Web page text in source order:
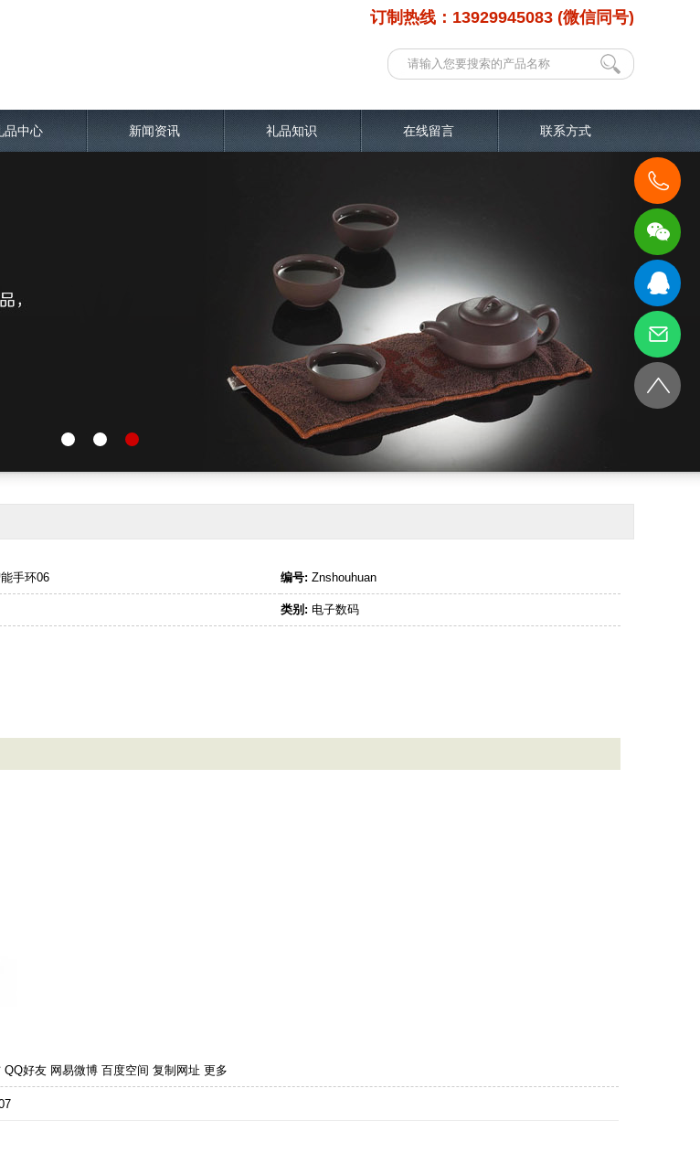
订制热线：13929945083 (微信同号)
品中心 新闻资讯 礼品知识 在线留言 联系方式
手环06 编号: Znshouhuan
类别: 电子数码
QQ好友 网易微博 百度空间 复制网址 更多